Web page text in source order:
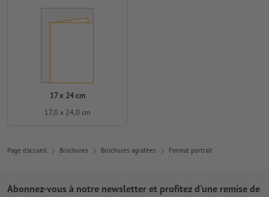
17 x 24 cm
17,0 x 24,0 cm
Page d'accueil Brochures Brochures agrafées Format portrait
Abonnez-vous à notre newsletter et profitez d'une remise de